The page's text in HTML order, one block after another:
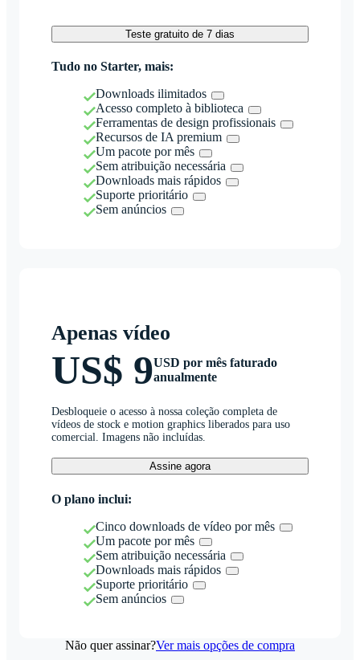
Teste gratuito de 7 dias
Tudo no Starter, mais:
Downloads ilimitados
Acesso completo à biblioteca
Ferramentas de design profissionais
Recursos de IA premium
Um pacote por mês
Sem atribuição necessária
Downloads mais rápidos
Suporte prioritário
Sem anúncios
Apenas vídeo
US$ 9USD por mês faturado
anualmente
Desbloqueie o acesso à nossa coleção completa de
vídeos de stock e motion graphics liberados para uso
comercial. Imagens não incluídas.
Assine agora
O plano inclui:
Cinco downloads de vídeo por mês
Um pacote por mês
Sem atribuição necessária
Downloads mais rápidos
Suporte prioritário
Sem anúncios
Não quer assinar?Ver mais opções de compra